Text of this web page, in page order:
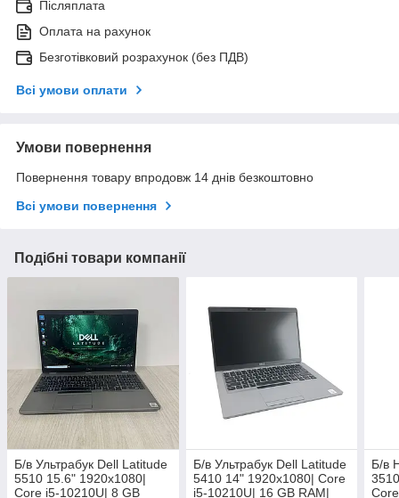
Післяплата
Оплата на рахунок
Безготівковий розрахунок (без ПДВ)
Всі умови оплати
Умови повернення
Повернення товару впродовж 14 днів безкоштовно
Всі умови повернення
Подібні товари компанії
Б/в Ультрабук Dell Latitude
5510 15.6" 1920x1080|
Core i5-10210U| 8 GB
Б/в Ультрабук Dell Latitude
5410 14" 1920x1080| Core
i5-10210U| 16 GB RAM|
Б/в